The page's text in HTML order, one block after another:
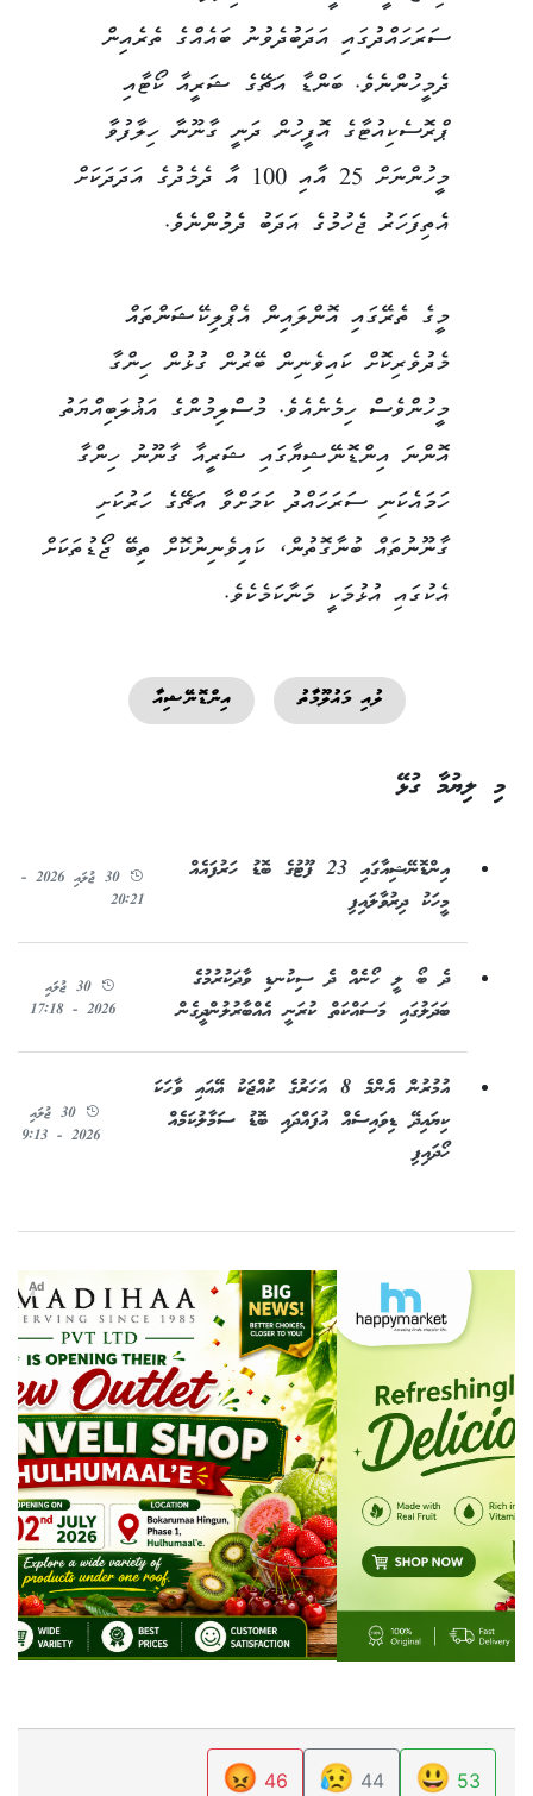
ސަރަހައްދުގައި އަދަބުދެވުނު ބައެއްގެ ތެރެއިން
ދެމީހުންނެވެ. ބަންޑާ އަޗޭގެ ޝަރީއާ ކޯޓާއި
ޕްރޮސެކިއުޓާގެ އޮފީހުން ދަނީ ގާނޫނާ ހިލާފުވާ
މީހުންނަށް 25 އާއި 100 އާ ދެމެދުގެ އަދަދަކަށް
އެތިފަހަރު ޖެހުމުގެ އަދަބު ދެމުންނެވެ.
މީގެ ތެރޭގައި އޮންލައިން އެޕްލިކޭޝަންތައް
މެދުވެރިކޮށް ކައިވެނިން ބޭރުން ގުޅުން ހިންގާ
މީހުންވެސް ހިމެނެއެވެ. މުސްލިމުންގެ އަޣުލަބިއްޔަތު
އޮންނަ އިންޑޮނޭޝިޔާގައި ޝަރީއާ ގާނޫނު ހިންގާ
ހަމައެކަނި ސަރަހައްދު ކަމަށްވާ އަޗޭގެ ހަރުކަށި
ގާނޫނުތައް ބުނާގޮތުން، ކައިވެނިނުކޮށް ތިބޭ ޖޯޑުތަކަށް
އެކުގައި އުޅުމަކީ މަނާކަމެކެވެ.
ލުއި މައުލޫމާތު އިންޑޮނޭޝިއާ
މި ލިޔުމާ ގުޅޭ
އިންޑޮނޭޝިއާގައި 23 ފޫޓުގެ ބޮޑު ހަރުފައެއް
މީހަކު ދިރުވާލައިފި
30 ޖުލައި 2026 -
20:21
ދެ ބޯ ލީ ހޯނެއް ދެ ސިކުނޑި ވާދަކުރުމުގެ
ބަދަލުގައި މަސައްކަތް ކުރަނީ އެއްބާރުލުންދީގެން
30 ޖުލައި
2026 - 17:18
އުމުރުން އެންމެ 8 އަހަރުގެ ކުއްޖަކު އޭއައި ވާހަކަ
ކިޔައިދޭ ޑިވައިސެއް އުފައްދައި ބޮޑު ސަމާލުކަމެއް
ހޯދައިފި
30 ޖުލައި
2026 - 9:13
Ad
53
😃
44
😥
46
😡